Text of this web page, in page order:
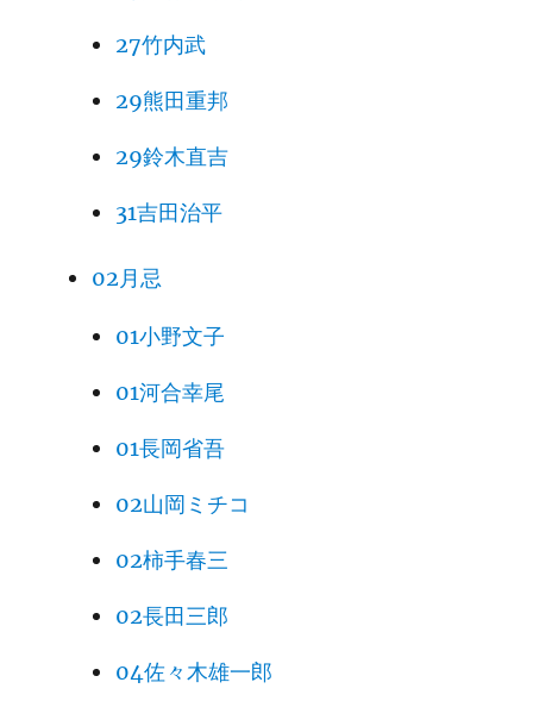
27竹内武
29熊田重邦
29鈴木直吉
31吉田治平
02月忌
01小野文子
01河合幸尾
01長岡省吾
02山岡ミチコ
02柿手春三
02長田三郎
04佐々木雄一郎